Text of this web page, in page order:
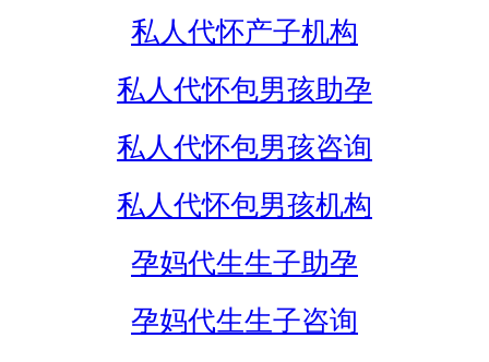
私人代怀产子机构
私人代怀包男孩助孕
私人代怀包男孩咨询
私人代怀包男孩机构
孕妈代生生子助孕
孕妈代生生子咨询